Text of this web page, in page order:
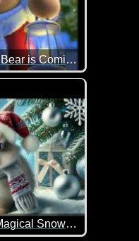
Forever Friends: Santa Bear is Coming
Bärchen. Das
Winter Wonderland: A Magical Snowy Forest Ready for Christmas